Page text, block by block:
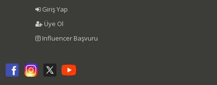
Giriş Yap
Üye Ol
Influencer Başvuru